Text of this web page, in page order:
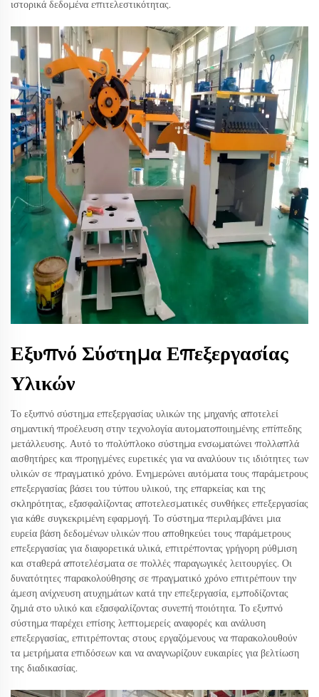
ιστορικά δεδομένα επιτελεστικότητας.
Εξυπνό Σύστημα Επεξεργασίας
Υλικών
Το εξυπνό σύστημα επεξεργασίας υλικών της μηχανής αποτελεί
σημαντική προέλευση στην τεχνολογία αυτοματοποιημένης επίπεδης
μετάλλευσης. Αυτό το πολύπλοκο σύστημα ενσωματώνει πολλαπλά
αισθητήρες και προηγμένες ευρετικές για να αναλύουν τις ιδιότητες των
υλικών σε πραγματικό χρόνο. Ενημερώνει αυτόματα τους παράμετρους
επεξεργασίας βάσει του τύπου υλικού, της επαρκείας και της
σκληρότητας, εξασφαλίζοντας αποτελεσματικές συνθήκες επεξεργασίας
για κάθε συγκεκριμένη εφαρμογή. Το σύστημα περιλαμβάνει μια
ευρεία βάση δεδομένων υλικών που αποθηκεύει τους παράμετρους
επεξεργασίας για διαφορετικά υλικά, επιτρέποντας γρήγορη ρύθμιση
και σταθερά αποτελέσματα σε πολλές παραγωγικές λειτουργίες. Οι
δυνατότητες παρακολούθησης σε πραγματικό χρόνο επιτρέπουν την
άμεση ανίχνευση ατυχημάτων κατά την επεξεργασία, εμποδίζοντας
ζημιά στο υλικό και εξασφαλίζοντας συνεπή ποιότητα. Το εξυπνό
σύστημα παρέχει επίσης λεπτομερείς αναφορές και ανάλυση
επεξεργασίας, επιτρέποντας στους εργαζόμενους να παρακολουθούν
τα μετρήματα επιδόσεων και να αναγνωρίζουν ευκαιρίες για βελτίωση
της διαδικασίας.